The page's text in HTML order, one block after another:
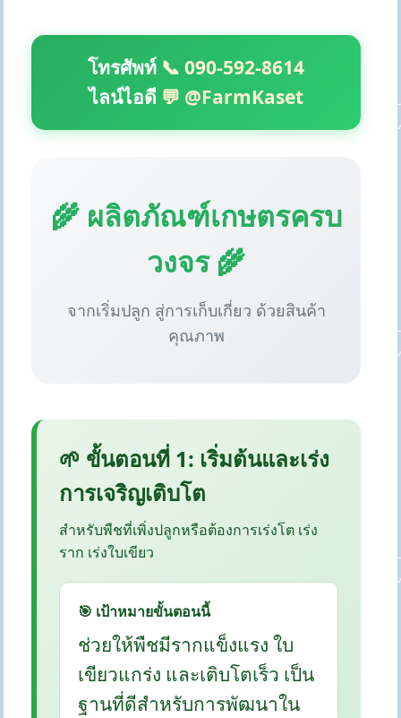
โทรศัพท์ 📞 090-592-8614
ไลน์ไอดี 💬 @FarmKaset
🌾 ผลิตภัณฑ์เกษตรครบ
วงจร 🌾
จากเริ่มปลูก สู่การเก็บเกี่ยว ด้วยสินค้า
คุณภาพ
🌱 ขั้นตอนที่ 1: เริ่มต้นและเร่ง
การเจริญเติบโต
สำหรับพืชที่เพิ่งปลูกหรือต้องการเร่งโต เร่ง
ราก เร่งใบเขียว
🎯 เป้าหมายขั้นตอนนี้
ช่วยให้พืชมีรากแข็งแรง ใบ
เขียวแกร่ง และเติบโตเร็ว เป็น
ฐานที่ดีสำหรับการพัฒนาใน